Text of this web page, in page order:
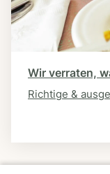
Wir verraten,
Richtige &